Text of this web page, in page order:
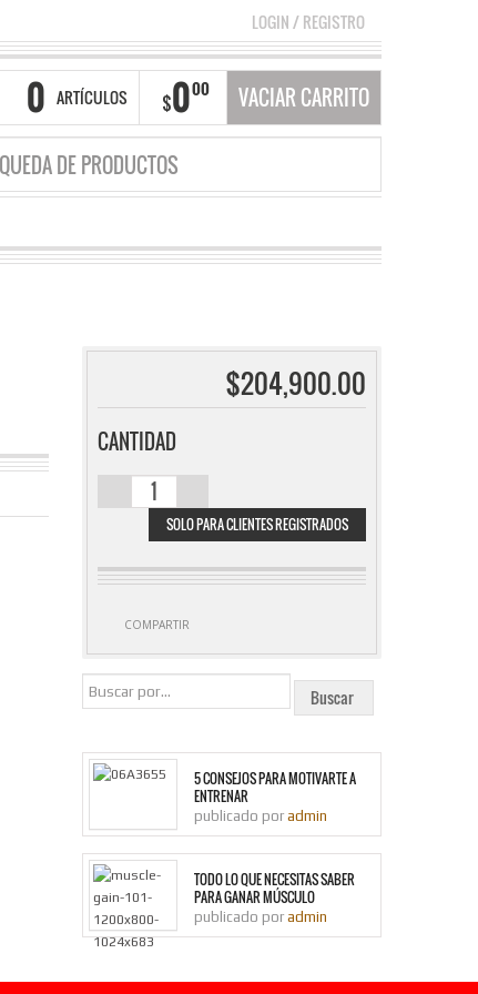
LOGIN/REGISTRO
0 ARTÍCULOS $000 VACIAR CARRITO
$204,900.00
CANTIDAD
ALPHA TEST
MUSCLETECH
SOLO PARA CLIENTES REGISTRADOS
COMPARTIR
5 CONSEJOS PARA MOTIVARTE A
ENTRENAR
publicado por admin
TODO LO QUE NECESITAS SABER
PARA GANAR MÚSCULO
publicado por admin